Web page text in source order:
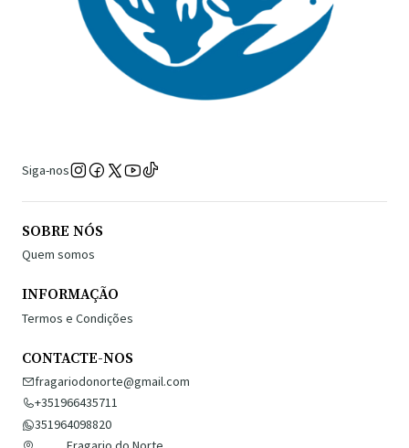
Siga-nos
SOBRE NÓS
Quem somos
INFORMAÇÃO
Termos e Condições
CONTACTE-NOS
fragariodonorte@gmail.com
+351966435711
351964098820